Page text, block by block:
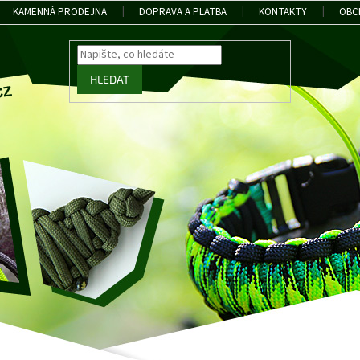
KAMENNÁ PRODEJNA DOPRAVA A PLATBA KONTAKTY
HLEDAT